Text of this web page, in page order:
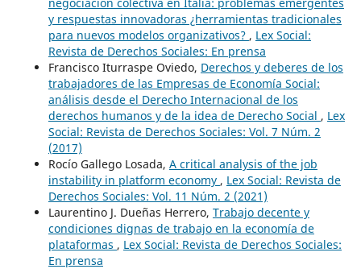
y respuestas innovadoras ¿herramientas tradicionales
para nuevos modelos organizativos? , Lex Social:
Revista de Derechos Sociales: En prensa
Francisco Iturraspe Oviedo, Derechos y deberes de los
trabajadores de las Empresas de Economía Social:
análisis desde el Derecho Internacional de los
derechos humanos y de la idea de Derecho Social , Lex
Social: Revista de Derechos Sociales: Vol. 7 Núm. 2
(2017)
Rocío Gallego Losada, A critical analysis of the job
instability in platform economy , Lex Social: Revista de
Derechos Sociales: Vol. 11 Núm. 2 (2021)
Laurentino J. Dueñas Herrero, Trabajo decente y
condiciones dignas de trabajo en la economía de
plataformas , Lex Social: Revista de Derechos Sociales:
En prensa